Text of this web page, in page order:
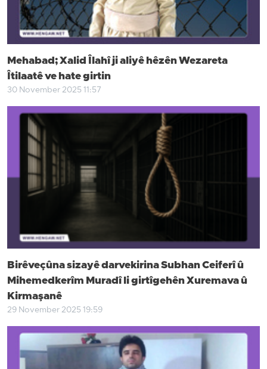
Mehabad; Xalid Îlahî ji aliyê hêzên Wezareta
Îtilaatê ve hate girtin
30 November 2025 11:57
Birêveçûna sizayê darvekirina Subhan Ceiferî û
Mihemedkerîm Muradî li girtîgehên Xuremava û
Kirmaşanê
29 November 2025 19:59